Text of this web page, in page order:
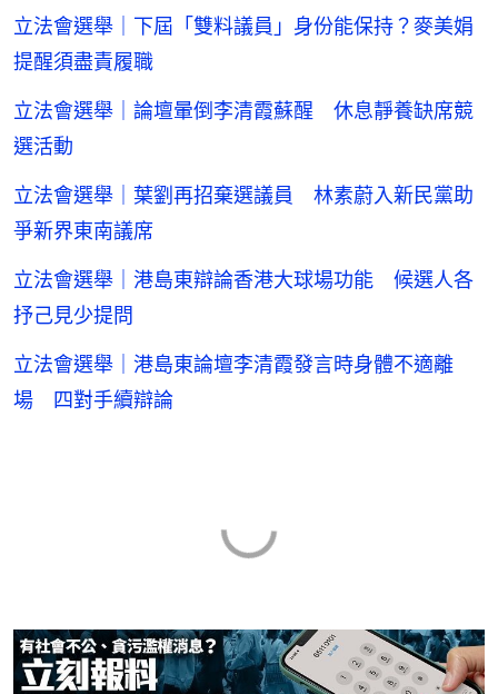
立法會選舉｜下屆「雙料議員」身份能保持？麥美娟
提醒須盡責履職
立法會選舉｜論壇暈倒李清霞蘇醒 休息靜養缺席競
選活動
立法會選舉｜葉劉再招棄選議員 林素蔚入新民黨助
爭新界東南議席
立法會選舉｜港島東辯論香港大球場功能 候選人各
抒己見少提問
立法會選舉｜港島東論壇李清霞發言時身體不適離
場 四對手續辯論